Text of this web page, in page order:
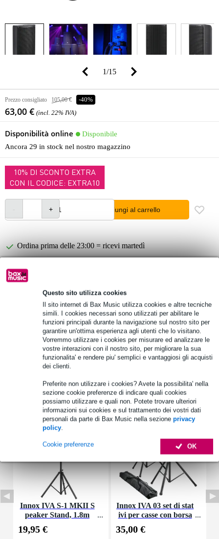
Questo sito utilizza cookies
Il sito internet di Bax Music utilizza cookies e altre tecniche
simili. I cookies necessari sono utilizzati per abilitare le
funzioni principali durante la navigazione sul nostro sito per
garantire un'ottima esperienza agli utenti che lo visitano.
Vorremmo utilizzare i cookies per misurare ed analizzare le
vostre interazioni con il nostro sito, per migliorare la sua
funzionalita' e rendere piu' semplici e vantaggiosi gli acquisti
dei clienti.
Preferite non utilizzare i cookies? Avete la possibilita' nella
sezione cookie preferenze di indicare quali cookies
possiamo utilizzare e quali non. Potete trovare ulteriori
informazioni sui cookies e sul trattamento dei vostri dati
personali da parte di Bax Music nella sezione privacy
policy.
OK
Cookie preferenze
1/15
Prezzo consigliato 105,00 € -40%
63,00 € (incl. 22% IVA)
Disponibilità online
Disponibile
Ancora 29 in stock nel nostro magazzino
10% DI SCONTO EXTRA
CON IL CODICE: EXTRA10
Aggiungi al carrello
Ordina prima delle 23:00 = ricevi martedì
1.250 marchi leader
Informazioni sul prodotto
Devine Onyx 8 100V
altoparlante passivo
gamma di frequenza: 61 Hz - 19 kHz
Specifiche complete
Accessori (12)
Innox IVA S-1 MKII S
peaker Stand, 1.8m
19,95 €
Innox IVA 03 set di stat
ivi per casse con borsa
35,00 €